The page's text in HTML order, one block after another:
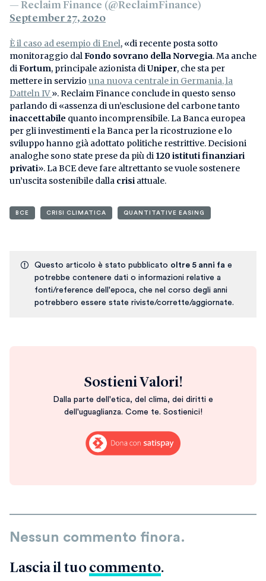
— Reclaim Finance (@ReclaimFinance)
September 27, 2020
È il caso ad esempio di Enel, «di recente posta sotto
monitoraggio dalFondo sovrano della Norvegia. Ma anche
diFortum, principale azionista diUniper, che sta per
mettere in servizio una nuova centrale in Germania, la
Datteln IV». Reclaim Finance conclude in questo senso
parlando di «assenza di un’esclusione del carbone tanto
inaccettabile quanto incomprensibile. La Banca europea
per gli investimenti e la Banca per la ricostruzione e lo
sviluppo hanno già adottato politiche restrittive. Decisioni
analoghe sono state prese da più di 120 istituti finanziari
privati». La BCE deve fare altrettanto se vuole sostenere
un’uscita sostenibile dalla crisi attuale.
BCE CRISI CLIMATICA QUANTITATIVE EASING
Questo articolo è stato pubblicato oltre 5 anni fa e
potrebbe contenere dati o informazioni relative a
fonti/reference dell'epoca, che nel corso degli anni
potrebbero essere state riviste/corrette/aggiornate.
Sostieni Valori!
Dalla parte dell'etica, del clima, dei diritti e
dell'uguaglianza. Come te. Sostienici!
Nessun commento finora.
Lascia il tuo commento.